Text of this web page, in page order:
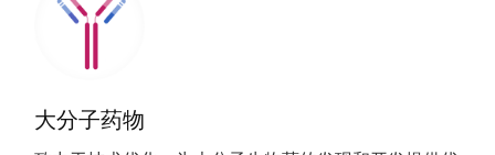
大分子药物